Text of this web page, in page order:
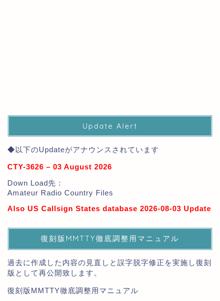
Update Alert
◆以下のUpdateがアナウンスされています
CTY-3626 – 03 August 2026
Down Load先：
Amateur Radio Country Files
Also US Callsign States database 2026-08-03 Update
復刻版MMTTY徹底調整用マニュアル
過去に作成した内容の見直しと誤字脱字修正を実施し復刻
版として再公開致します。
復刻版MMTTY徹底調整用マニュアル